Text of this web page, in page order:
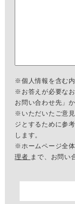
※個人情報を含む
※お答えが必要な
お問い合わせ先」
※いただいたご意
ジとするために参
します。
※ホームページ全
理者 まで、お問い